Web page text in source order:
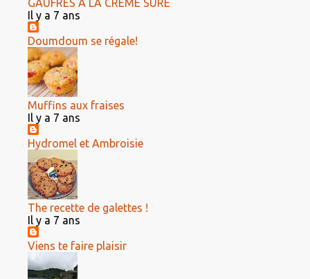
GAUFRES À LA CRÈME SÛRE
Il y a 7 ans
Doumdoum se régale!
Muffins aux fraises
Il y a 7 ans
Hydromel et Ambroisie
The recette de galettes !
Il y a 7 ans
Viens te faire plaisir